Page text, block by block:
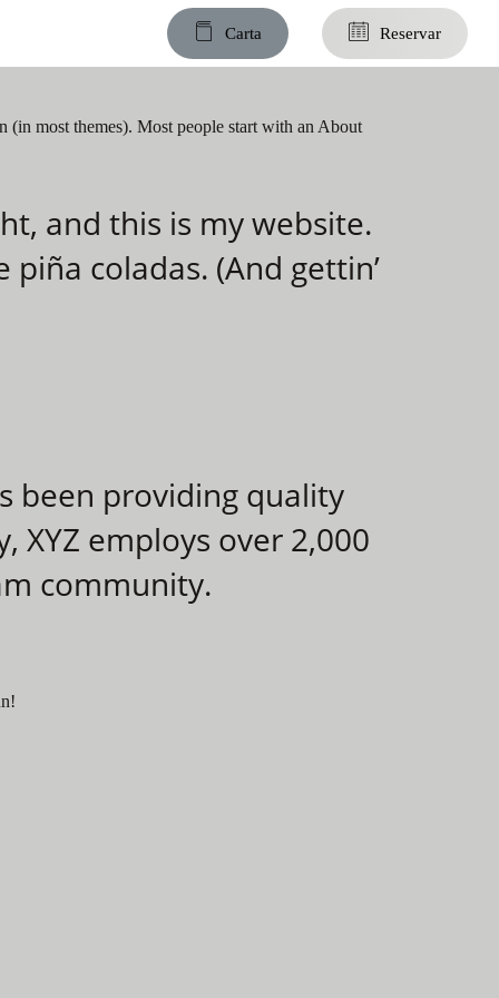
Carta Reservar
(in most themes). Most people start with an About
and this is my website.
piña coladas. (And gettin’
been providing quality
XYZ employs over 2,000
community.